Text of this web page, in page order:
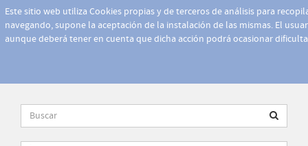
Este sitio web utiliza Cookies propias y de terceros de análisis para
navegando, supone la aceptación de la instalación de las mismas. El
aunque deberá tener en cuenta que dicha acción podrá ocasionar